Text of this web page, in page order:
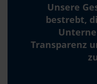
Unsere
bestrebt,
Transparenz